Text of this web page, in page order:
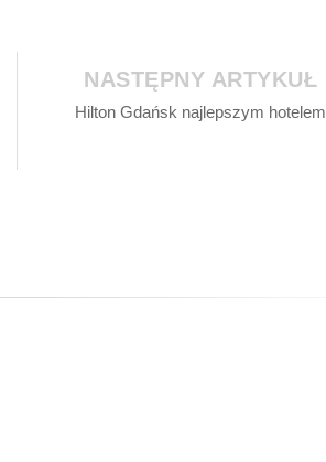
NASTĘPNY ARTYKUŁ
Hilton Gdańsk najlepszym hotelem